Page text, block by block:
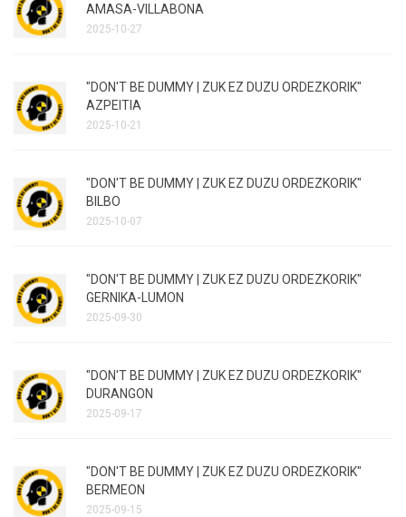
AMASA-VILLABONA
2025-10-27
"DON'T BE DUMMY | ZUK EZ DUZU ORDEZKORIK"
AZPEITIA
2025-10-21
"DON'T BE DUMMY | ZUK EZ DUZU ORDEZKORIK"
BILBO
2025-10-07
"DON'T BE DUMMY | ZUK EZ DUZU ORDEZKORIK"
GERNIKA-LUMON
2025-09-30
"DON'T BE DUMMY | ZUK EZ DUZU ORDEZKORIK"
DURANGON
2025-09-17
"DON'T BE DUMMY | ZUK EZ DUZU ORDEZKORIK"
BERMEON
2025-09-15